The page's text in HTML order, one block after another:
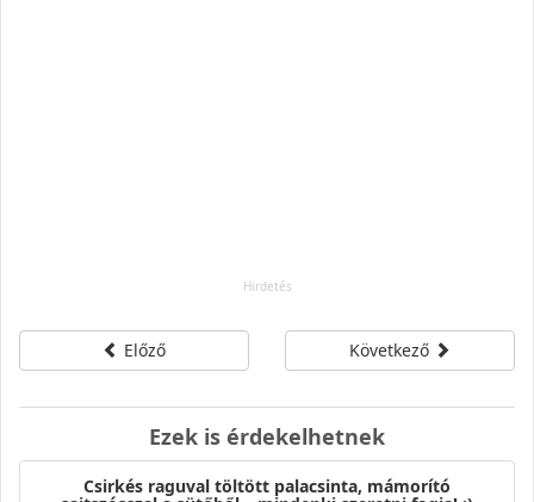
Előző Következő
Ezek is érdekelhetnek
Csirkés raguval töltött palacsinta, mámorító